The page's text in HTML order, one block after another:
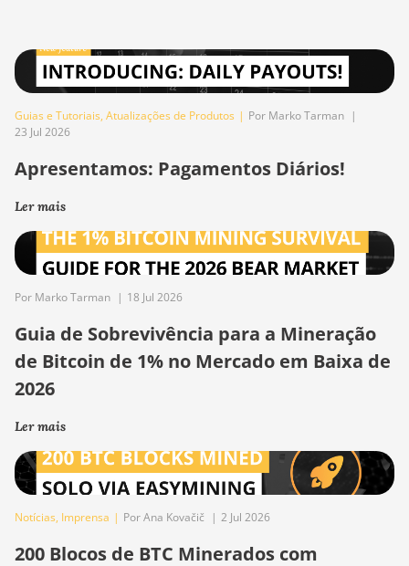
Guias e Tutoriais, Atualizações de Produtos | Por Marko Tarman |
23 Jul 2026
Apresentamos: Pagamentos Diários!
Ler mais
Por Marko Tarman | 18 Jul 2026
Guia de Sobrevivência para a Mineração
de Bitcoin de 1% no Mercado em Baixa de
2026
Ler mais
Notícias, Imprensa | Por Ana Kovačič | 2 Jul 2026
200 Blocos de BTC Minerados com